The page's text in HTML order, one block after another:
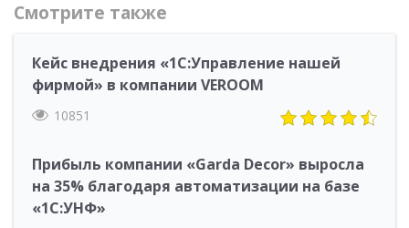
Смотрите также
Кейс внедрения «1С:Управление нашей
фирмой» в компании VEROOM
10851
Прибыль компании «Garda Decor» выросла
на 35% благодаря автоматизации на базе
«1С:УНФ»